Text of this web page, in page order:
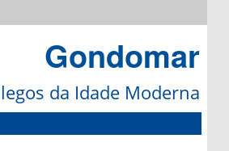
Gondomar
da Idade Moderna